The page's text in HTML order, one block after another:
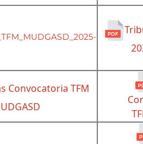
Convocatoria TFM